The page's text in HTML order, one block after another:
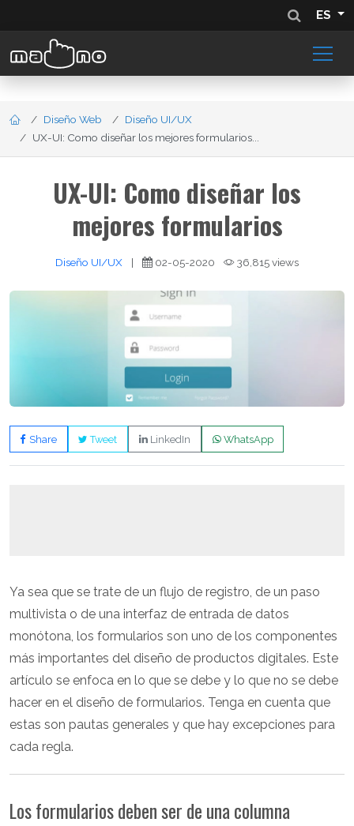
ES
Diseño Web
Diseño UI/UX
UX-UI: Como diseñar los mejores formularios...
UX-UI: Como diseñar los
mejores formularios
Diseño UI/UX | 02-05-2020 36,815 views
Share Tweet LinkedIn WhatsApp
Ya sea que se trate de un flujo de registro, de un paso
multivista o de una interfaz de entrada de datos
monótona, los formularios son uno de los componentes
más importantes del diseño de productos digitales. Este
artículo se enfoca en lo que se debe y lo que no se debe
hacer en el diseño de formularios. Tenga en cuenta que
estas son pautas generales y que hay excepciones para
cada regla.
Los formularios deben ser de una columna